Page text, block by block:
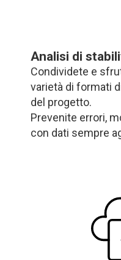
Analisi di
Condividete e
varietà di formati
del progetto.
Prevenite errori,
con dati sempre